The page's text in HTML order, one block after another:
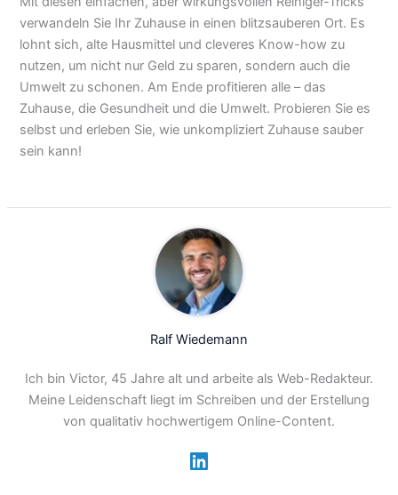
verwandeln Sie Ihr Zuhause in einen blitzsauberen Ort. Es
lohnt sich, alte Hausmittel und cleveres Know-how zu
nutzen, um nicht nur Geld zu sparen, sondern auch die
Umwelt zu schonen. Am Ende profitieren alle – das
Zuhause, die Gesundheit und die Umwelt. Probieren Sie es
selbst und erleben Sie, wie unkompliziert Zuhause sauber
sein kann!
Ralf Wiedemann
Ich bin Victor, 45 Jahre alt und arbeite als Web-Redakteur.
Meine Leidenschaft liegt im Schreiben und der Erstellung
von qualitativ hochwertigem Online-Content.